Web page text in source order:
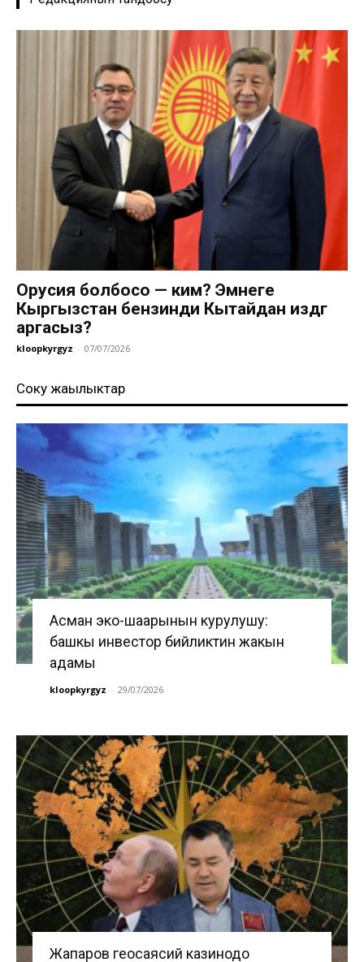
Орусия болбосо — ким? Эмнеге
Кыргызстан бензинди Кытайдан издөөгө
аргасыз?
kloopkyrgyz - 07/07/2026
Соңку жаңылыктар
Асман эко-шаарынын курулушу:
башкы инвестор бийликтин жакын
адамы
kloopkyrgyz - 29/07/2026
Жапаров геосаясий казинодо